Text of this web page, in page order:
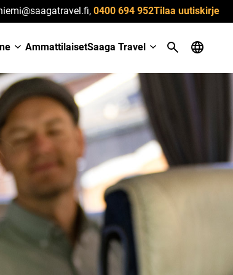
0400 694 952Tilaa uutiskirje
AmmattilaisetSaaga Travel